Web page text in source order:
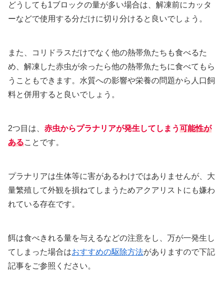
どうしても1ブロックの量が多い場合は、解凍前にカッタ
ーなどで使用する分だけに切り分けると良いでしょう。
また、コリドラスだけでなく他の熱帯魚たちも食べるた
め、解凍した赤虫が余ったら他の熱帯魚たちに食べてもら
うこともできます。水質への影響や栄養の問題から人口飼
料と併用すると良いでしょう。
2つ目は、 赤虫からプラナリアが発生してしまう可能性が
あることです。
プラナリアは生体等に害があるわけではありませんが、大
量繁殖して外観を損ねてしまうためアクアリストにも嫌わ
れている存在です。
餌は食べきれる量を与えるなどの注意をし、万が一発生し
てしまった場合はおすすめの駆除方法がありますので下記
記事をご参照ください。